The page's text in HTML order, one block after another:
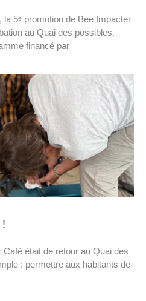
5ᵉ promotion de Bee Impacter
au Quai des possibles.
financé par
était de retour au Quai des
: permettre aux habitants de